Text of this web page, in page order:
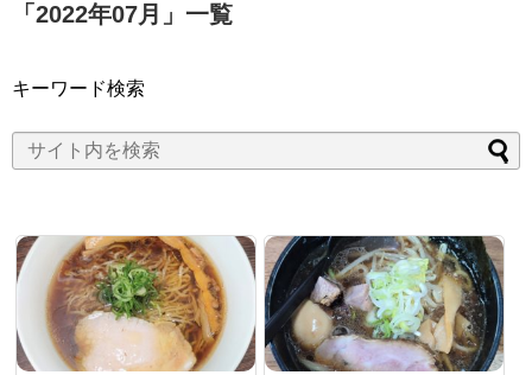
「 2022年07月 」 一覧
キーワード検索